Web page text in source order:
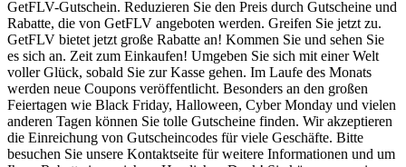
GetFLV-Gutschein. Reduzieren Sie den Preis durch Gutscheine und
Rabatte, die von GetFLV angeboten werden. Greifen Sie jetzt zu.
GetFLV bietet jetzt große Rabatte an! Kommen Sie und sehen Sie
es sich an. Zeit zum Einkaufen! Umgeben Sie sich mit einer Welt
voller Glück, sobald Sie zur Kasse gehen. Im Laufe des Monats
werden neue Coupons veröffentlicht. Besonders an den großen
Feiertagen wie Black Friday, Halloween, Cyber Monday und vielen
anderen Tagen können Sie tolle Gutscheine finden. Wir akzeptieren
die Einreichung von Gutscheincodes für viele Geschäfte. Bitte
besuchen Sie unsere Kontaktseite für weitere Informationen und um